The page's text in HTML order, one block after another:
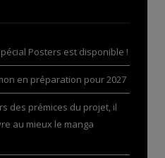
Posters est disponible !
en préparation pour 2027
des prémices du projet, il
au mieux le manga